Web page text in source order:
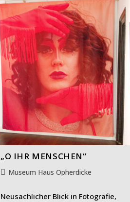
„O IHR MENSCHEN“
Beitrags-
Museum Haus Opherdicke
Neusachlicher Blick in Fotografie,